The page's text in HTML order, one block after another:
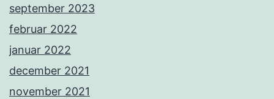
september 2023
februar 2022
januar 2022
december 2021
november 2021